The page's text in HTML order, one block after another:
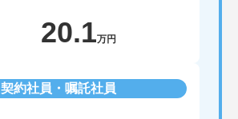
20.1万円
契約社員・嘱託社員